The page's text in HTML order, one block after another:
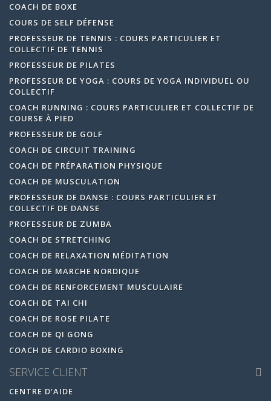
COACH DE BOXE
COURS DE SELF DÉFENSE
PROFESSEUR DE TENNIS : COURS PARTICULIER ET
COLLECTIF DE TENNIS
PROFESSEUR DE PILATES
PROFESSEUR DE YOGA : COURS DE YOGA INDIVIDUEL OU
COLLECTIF
COACH RUNNING : COURS PARTICULIER ET COLLECTIF DE
COURSE À PIED
PROFESSEUR DE GOLF
COACH DE CIRCUIT TRAINING
COACH DE PRÉPARATION PHYSIQUE
COACH DE MUSCULATION
PROFESSEUR DE DANSE : COURS PARTICULIER ET
COLLECTIF DE DANSE
PROFESSEUR DE ZUMBA
COACH DE STRETCHING
COACH DE RELAXATION MÉDITATION
COACH DE MARCHE NORDIQUE
COACH DE RENFORCEMENT MUSCULAIRE
COACH DE TAI CHI
COACH DE ROSE PILATE
COACH DE QI GONG
COACH DE CARDIO BOXING
SERVICE CLIENT
CENTRE D'AIDE